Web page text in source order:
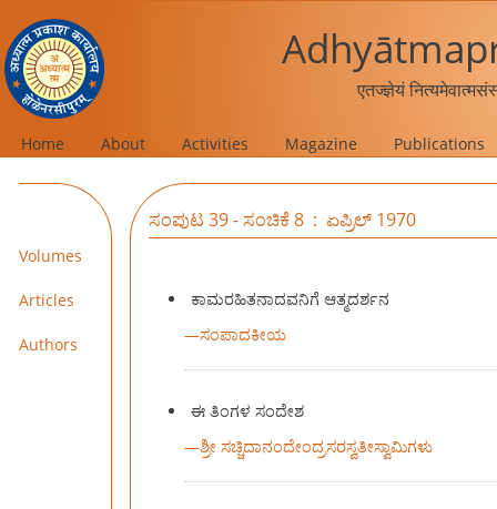
एतज्ज्ञेयं
Home About Activities Magazine Publications
Volumes
Articles
Authors
ಸಂಪುಟ 39 - ಸಂಚಿಕೆ 8 : ಏಪ್ರಿಲ್ 1970
ಕಾಮರಹಿತನಾದವನಿಗೆ ಆತ್ಮದರ್ಶನ
—ಸಂಪಾದಕೀಯ
ಈ ತಿಂಗಳ ಸಂದೇಶ
—ಶ್ರೀ ಸಚ್ಚಿದಾನಂದೇಂದ್ರಸರಸ್ವತೀಸ್ವಾಮಿಗಳು